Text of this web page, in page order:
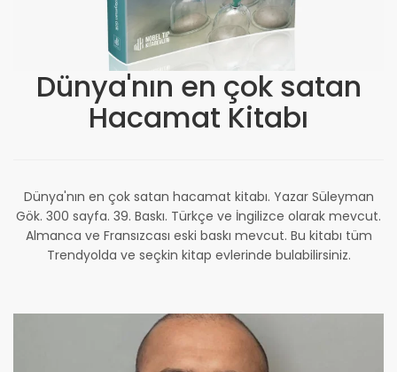
Dünya'nın en çok satan
Hacamat Kitabı
Dünya'nın en çok satan hacamat kitabı. Yazar Süleyman
Gök. 300 sayfa. 39. Baskı. Türkçe ve İngilizce olarak mevcut.
Almanca ve Fransızcası eski baskı mevcut. Bu kitabı tüm
Trendyolda ve seçkin kitap evlerinde bulabilirsiniz.